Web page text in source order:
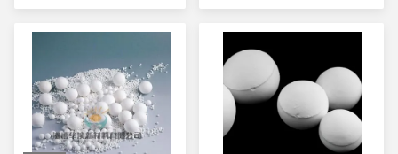
industriel